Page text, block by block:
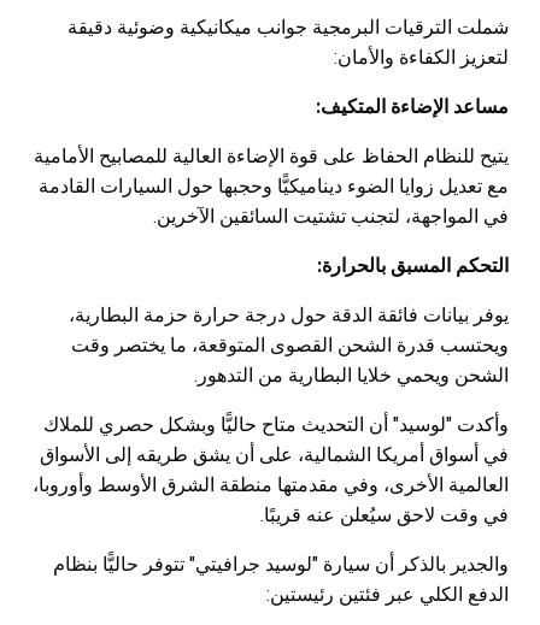
شملت الترقيات البرمجية جوانب ميكانيكية وضوئية دقيقة
لتعزيز الكفاءة والأمان:
مساعد الإضاءة المتكيف:
يتيح للنظام الحفاظ على قوة الإضاءة العالية للمصابيح الأمامية
مع تعديل زوايا الضوء ديناميكيًّا وحجبها حول السيارات القادمة
في المواجهة، لتجنب تشتيت السائقين الآخرين.
التحكم المسبق بالحرارة:
يوفر بيانات فائقة الدقة حول درجة حرارة حزمة البطارية،
ويحتسب قدرة الشحن القصوى المتوقعة، ما يختصر وقت
الشحن ويحمي خلايا البطارية من التدهور.
وأكدت "لوسيد" أن التحديث متاح حاليًّا وبشكل حصري للملاك
في أسواق أمريكا الشمالية، على أن يشق طريقه إلى الأسواق
العالمية الأخرى، وفي مقدمتها منطقة الشرق الأوسط وأوروبا،
في وقت لاحق سيُعلن عنه قريبًا.
والجدير بالذكر أن سيارة "لوسيد جرافيتي" تتوفر حاليًّا بنظام
الدفع الكلي عبر فئتين رئيستين: